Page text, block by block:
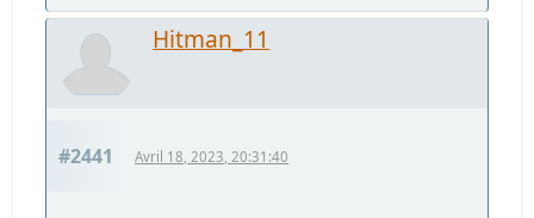
Hitman_11
#2441 Avril 18, 2023, 20:31:40